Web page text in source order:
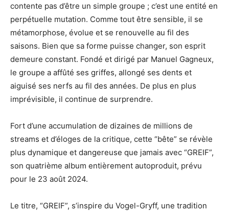
contente pas d’être un simple groupe ; c’est une entité en
perpétuelle mutation. Comme tout être sensible, il se
métamorphose, évolue et se renouvelle au fil des
saisons. Bien que sa forme puisse changer, son esprit
demeure constant. Fondé et dirigé par Manuel Gagneux,
le groupe a affûté ses griffes, allongé ses dents et
aiguisé ses nerfs au fil des années. De plus en plus
imprévisible, il continue de surprendre.
Fort d’une accumulation de dizaines de millions de
streams et d’éloges de la critique, cette “bête” se révèle
plus dynamique et dangereuse que jamais avec “GREIF”,
son quatrième album entièrement autoproduit, prévu
pour le 23 août 2024.
Le titre, “GREIF”, s’inspire du Vogel-Gryff, une tradition